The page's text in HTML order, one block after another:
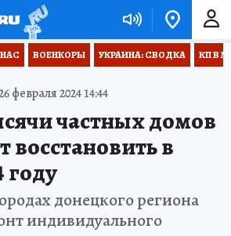
ВОЕНКОРЫ УКРАИНА: СВОДКА КП В
февраля 2024 14:44
частных домов
восстановить в
году
донецкого региона
индивидуального